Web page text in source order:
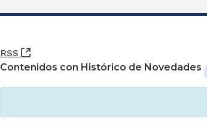
RSS
(Abre una nueva ventana)
Contenidos con Histórico de Novedades